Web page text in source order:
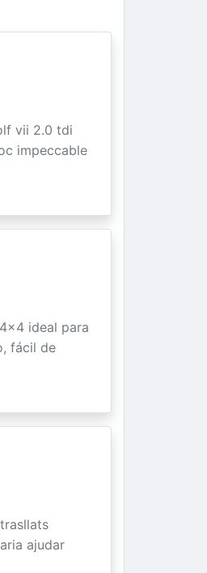
vii 2.0 tdi
impeccable
ideal para
fácil de
ajudar